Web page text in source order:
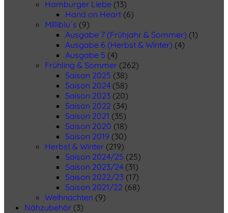
Hamburger Liebe (13)
Hand on Heart (6)
Milliblu´s (9)
Ausgabe 7 (Frühjahr & Sommer) (1)
Ausgabe 6 (Herbst & Winter) (4)
Ausgabe 5 (4)
Frühling & Sommer (262)
Saison 2025 (38)
Saison 2024 (58)
Saison 2023 (20)
Saison 2022 (34)
Saison 2021 (35)
Saison 2020 (18)
Saison 2019 (30)
Herbst & Winter (219)
Saison 2024/25 (25)
Saison 2023/24 (31)
Saison 2022/23 (17)
Saison 2021/22 (68)
Weihnachten (9)
Nähzubehör (3)